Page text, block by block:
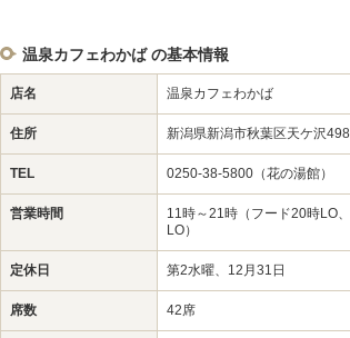
温泉カフェわかば の基本情報
店名 温泉カフェわかば
住所 新潟県新潟市秋葉区天ケ沢
TEL 0250-38-5800（花の湯館）
営業時間
11時～21時（フード20時LO
LO）
定休日 第2水曜、12月31日
席数 42席